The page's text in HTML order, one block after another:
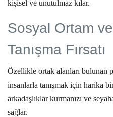
kişisel ve unutulmaz kılar.
Sosyal Ortam
Tanışma Fırsatı
Özellikle ortak alanları bulunan
insanlarla tanışmak için harika
arkadaşlıklar kurmanızı ve
sağlar.